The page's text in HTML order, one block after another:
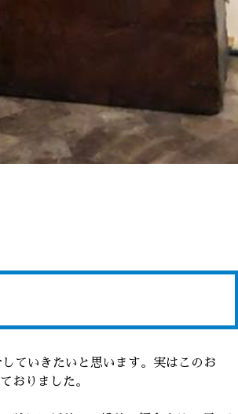
ていきたいと思います。実はこのお
おりました。